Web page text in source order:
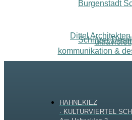
Burgenstadt
Schlitzer
Dittel Architekten
ultraviolett
kommunikation &
HAHNEKIEZ
· KULTURVIERTEL